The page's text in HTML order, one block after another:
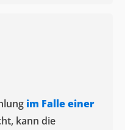
im Falle einer
kann die